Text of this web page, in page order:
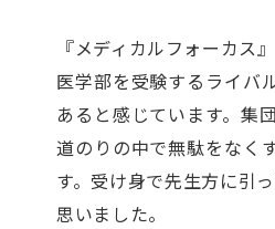
『メディカルフォーカス』
医学部を受験するライバ
あると感じています。集
道のりの中で無駄をなく
す。受け身で先生方に引
思いました。